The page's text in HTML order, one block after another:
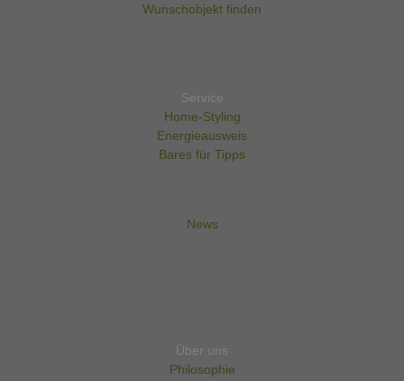
Wunschobjekt finden
Service
Home-Styling
Energieausweis
Bares für Tipps
News
Über uns
Philosophie